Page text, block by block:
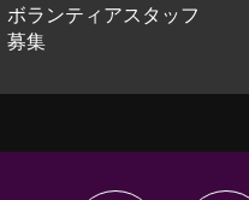
ボランティアスタッフ
募集